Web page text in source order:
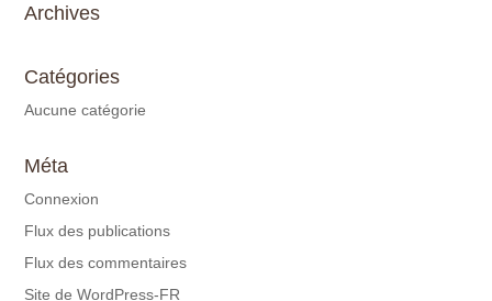
Archives
Catégories
Aucune catégorie
Méta
Connexion
Flux des publications
Flux des commentaires
Site de WordPress-FR